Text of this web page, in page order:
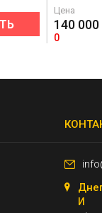
Цена
140 000
0
И